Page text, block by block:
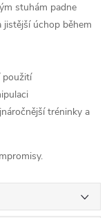
stuhám padne
jistější úchop během
použití
tréninky a